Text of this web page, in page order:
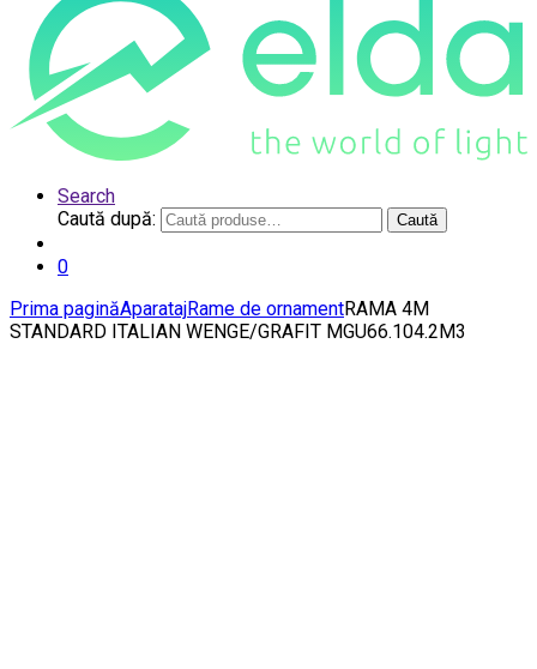
Search
Caută după:
Caută
0
Prima paginăAparatajRame de ornamentRAMA 4M
STANDARD ITALIAN WENGE/GRAFIT MGU66.104.2M3